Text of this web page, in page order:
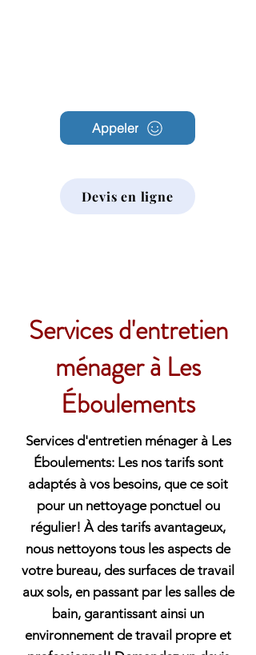
Appeler
Devis en ligne
Services d'entretien
ménager à Les
Éboulements
Services d'entretien ménager à Les
Éboulements: Les nos tarifs sont
adaptés à vos besoins, que ce soit
pour un nettoyage ponctuel ou
régulier! À des tarifs avantageux,
nous nettoyons tous les aspects de
votre bureau, des surfaces de travail
aux sols, en passant par les salles de
bain, garantissant ainsi un
environnement de travail propre et